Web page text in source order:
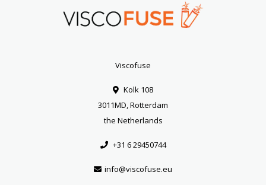
Viscofuse
Kolk 108
3011MD, Rotterdam
the Netherlands
+31 6 29450744
info@viscofuse.eu